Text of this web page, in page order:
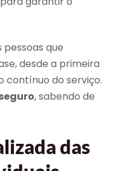
pessoas que
desde a primeira
contínuo do serviço.
, sabendo de
das